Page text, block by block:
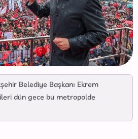
Belediye Başkanı Ekrem
dün gece bu metropolde